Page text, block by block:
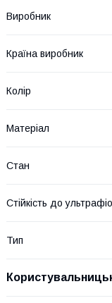
Виробник
Країна виробник
Колір
Матеріал
Стан
Стійкість до
Тип